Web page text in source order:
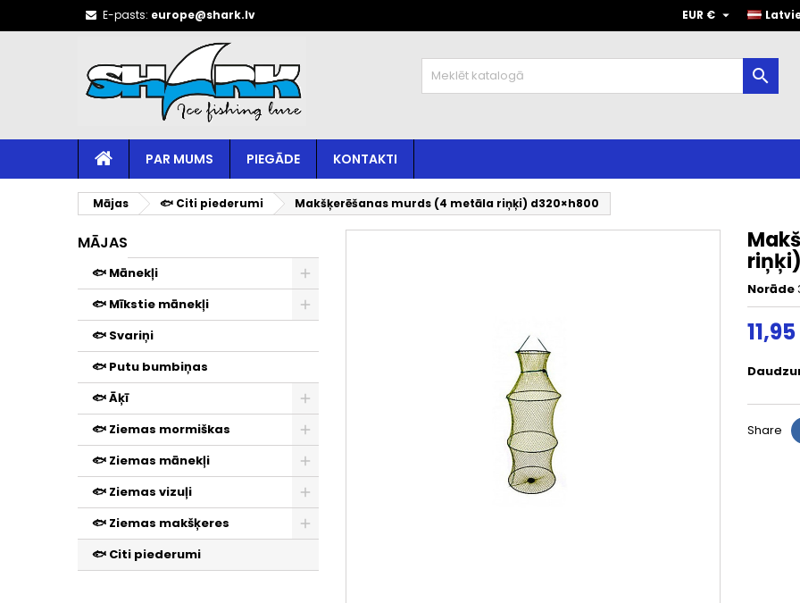
E-pasts: europe@shark.lv EUR € 

PAR MUMS PIEGĀDE KONTAKTI
Mājas 🐟 Citi piederumi Makšķerēšanas murds (4 metāla riņķi) d320×h800
MĀJAS
🐟 Mānekļi
🐟 Mīkstie mānekļi
🐟 Svariņi
🐟 Putu bumbiņas
🐟 Āķī
🐟 Ziemas mormiškas
🐟 Ziemas mānekļi
🐟 Ziemas vizuļi
🐟 Ziemas makšķeres
🐟 Citi piederumi
Norāde
Share